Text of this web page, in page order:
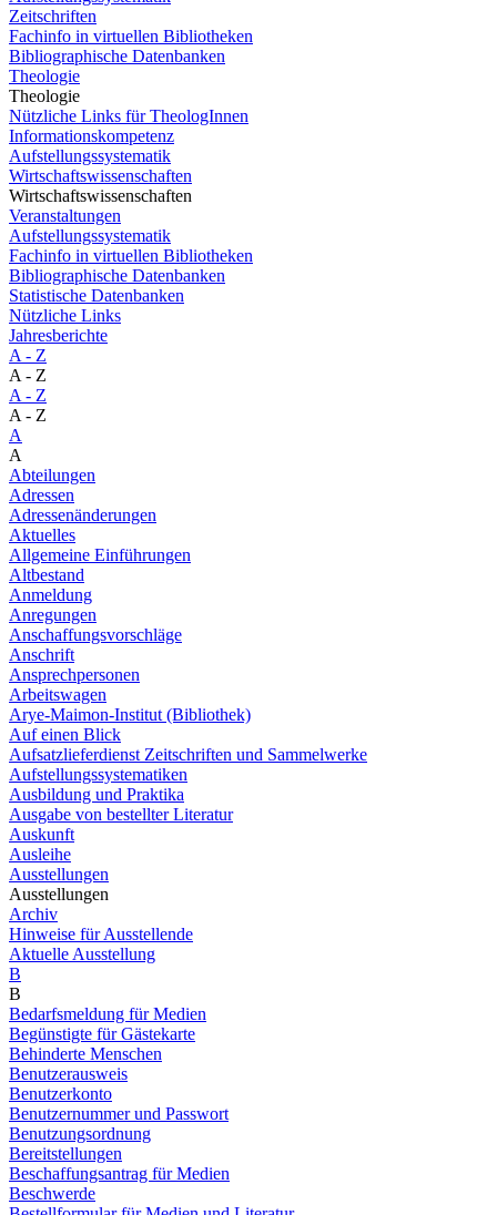
Zeitschriften
Fachinfo in virtuellen Bibliotheken
Bibliographische Datenbanken
Theologie
Theologie
Nützliche Links für TheologInnen
Informationskompetenz
Aufstellungssystematik
Wirtschaftswissenschaften
Wirtschaftswissenschaften
Veranstaltungen
Aufstellungssystematik
Fachinfo in virtuellen Bibliotheken
Bibliographische Datenbanken
Statistische Datenbanken
Nützliche Links
Jahresberichte
A - Z
A - Z
A - Z
A - Z
A
A
Abteilungen
Adressen
Adressenänderungen
Aktuelles
Allgemeine Einführungen
Altbestand
Anmeldung
Anregungen
Anschaffungsvorschläge
Anschrift
Ansprechpersonen
Arbeitswagen
Arye-Maimon-Institut (Bibliothek)
Auf einen Blick
Aufsatzlieferdienst Zeitschriften und Sammelwerke
Aufstellungssystematiken
Ausbildung und Praktika
Ausgabe von bestellter Literatur
Auskunft
Ausleihe
Ausstellungen
Ausstellungen
Archiv
Hinweise für Ausstellende
Aktuelle Ausstellung
B
B
Bedarfsmeldung für Medien
Begünstigte für Gästekarte
Behinderte Menschen
Benutzerausweis
Benutzerkonto
Benutzernummer und Passwort
Benutzungsordnung
Bereitstellungen
Beschaffungsantrag für Medien
Beschwerde